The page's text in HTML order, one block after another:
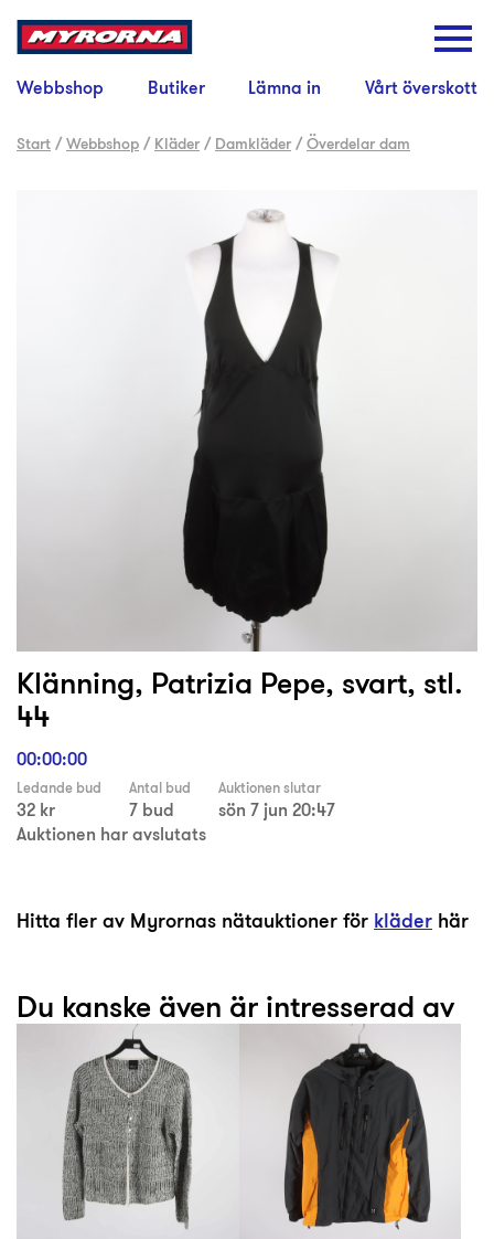
Webbshop Butiker Lämna in Vårt överskott
Start /Webbshop / Kläder / Damkläder /Överdelar dam
Klänning, Patrizia Pepe, svart, stl.
44
00:00:00
Ledande bud
32 kr
Antal bud
7 bud
Auktionen slutar
sön 7 jun 20:47
Auktionen har avslutats
Hitta fler av Myrornas nätauktioner för kläder här
Du kanske även är intresserad av